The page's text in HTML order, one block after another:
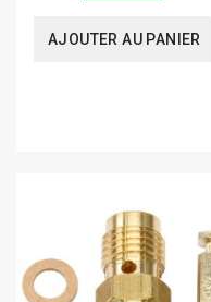
AJOUTER AU PANIER